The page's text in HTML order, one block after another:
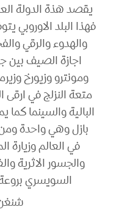
يقصد هذة الدولة
فهذا البلد الاوروبي
والهدوء والرقي
اجازة الصيف بين
ومونترو وزيورخ
متعة النزلج في ارقى
البالية والسينما
بازل وهي واحدة
في العالم وزيارة
والجسور الاثرية
السويسري
شنغن